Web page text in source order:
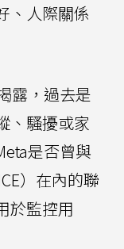
、人際關係
露，過去是
、騷擾或家
是否曾與
）在內的聯
於監控用